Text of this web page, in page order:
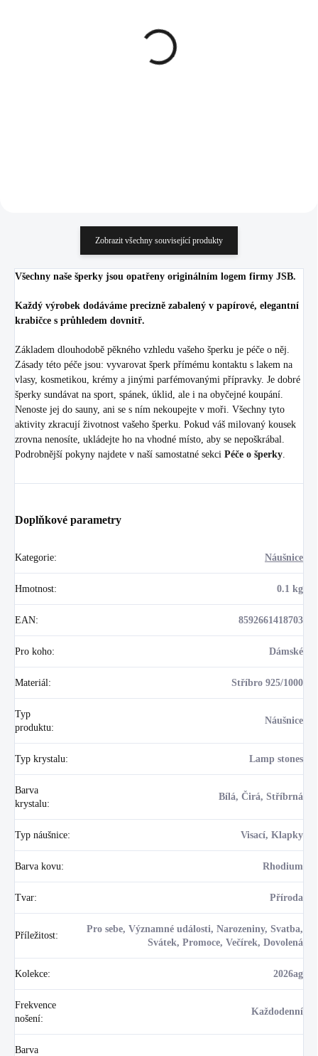
Zobrazit všechny související produkty
Všechny naše šperky jsou opatřeny originálním logem firmy JSB.
Každý výrobek dodáváme precizně zabalený v papírové, elegantní
krabičce s průhledem dovnitř.
Základem dlouhodobě pěkného vzhledu vašeho šperku je péče o něj.
Zásady této péče jsou: vyvarovat šperk přímému kontaktu s lakem na
vlasy, kosmetikou, krémy a jinými parfémovanými přípravky. Je dobré
šperky sundávat na sport, spánek, úklid, ale i na obyčejné koupání.
Nenoste jej do sauny, ani se s ním nekoupejte v moři. Všechny tyto
aktivity zkracují životnost vašeho šperku. Pokud váš milovaný kousek
zrovna nenosíte, ukládejte ho na vhodné místo, aby se nepoškrábal.
Podrobnější pokyny najdete v naší samostatné sekci Péče o šperky
Doplňkové parametry
Kategorie: Náušnice
Hmotnost: 0.1 kg
EAN: 8592661418703
Pro koho: Dámské
Materiál : Stříbro 925/1000
Typ
produktu:
Náušnice
Typ krystalu: Lamp stones
Barva
krystalu:
Bílá, Čirá, Stříbrná
Typ náušnice: Visací, Klapky
Barva kovu: Rhodium
Tvar: Příroda
Příležitost:
Pro sebe, Významné události, Narozeniny, Svatba,
Svátek, Promoce, Večírek, Dovolená
Kolekce: 2026ag
Frekvence
nošení:
Každodenní
Barva